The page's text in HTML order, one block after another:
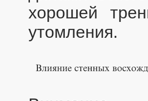
хорошей
утомления.